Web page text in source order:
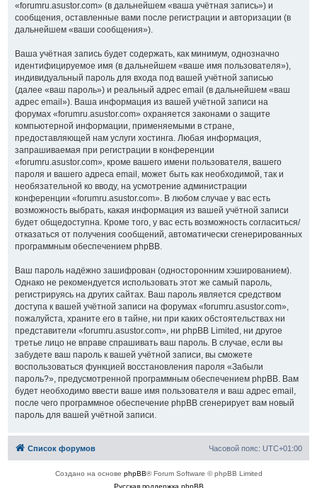
«forumru.asustor.com» (в дальнейшем «ваша учётная запись») и
сообщения, оставленные вами после регистрации и авторизации (в
дальнейшем «ваши сообщения»).
Ваша учётная запись будет содержать, как минимум, однозначно
идентифицируемое имя (в дальнейшем «ваше имя пользователя»),
индивидуальный пароль для входа под вашей учётной записью
(далее «ваш пароль») и реальный адрес email (в дальнейшем «ваш
адрес email»). Ваша информация из вашей учётной записи на
форумах «forumru.asustor.com» охраняется законами о защите
компьютерной информации, применяемыми в стране,
предоставляющей нам услуги хостинга. Любая информация,
запрашиваемая при регистрации в конференции
«forumru.asustor.com», кроме вашего имени пользователя, вашего
пароля и вашего адреса email, может быть как необходимой, так и
необязательной ко вводу, на усмотрение администрации
конференции «forumru.asustor.com». В любом случае у вас есть
возможность выбрать, какая информация из вашей учётной записи
будет общедоступна. Кроме того, у вас есть возможность согласиться/
отказаться от получения сообщений, автоматически сгенерированных
программным обеспечением phpBB.
Ваш пароль надёжно зашифрован (односторонним хэшированием).
Однако не рекомендуется использовать этот же самый пароль,
регистрируясь на других сайтах. Ваш пароль является средством
доступа к вашей учётной записи на форумах «forumru.asustor.com»,
пожалуйста, храните его в тайне, ни при каких обстоятельствах ни
представители «forumru.asustor.com», ни phpBB Limited, ни другое
третье лицо не вправе спрашивать ваш пароль. В случае, если вы
забудете ваш пароль к вашей учётной записи, вы сможете
воспользоваться функцией восстановления пароля «Забыли
пароль?», предусмотренной программным обеспечением phpBB. Вам
будет необходимо ввести ваше имя пользователя и ваш адрес email,
после чего программное обеспечение phpBB сгенерирует вам новый
пароль для вашей учётной записи.
Список форумов Часовой пояс: UTC+01:00
Создано на основе phpBB® Forum Software © phpBB Limited
Русская поддержка phpBB